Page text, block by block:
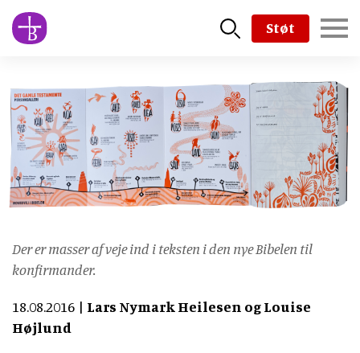
Skip
to
Støt
Der er masser af veje ind i teksten i den nye Bibelen til
konfirmander.
18.08.2016
Lars Nymark Heilesen og Louise
Højlund